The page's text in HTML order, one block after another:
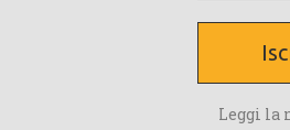
Leggi la